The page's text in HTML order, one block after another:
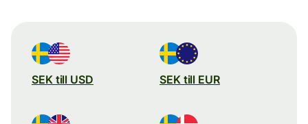
SEK till USD SEK till EUR